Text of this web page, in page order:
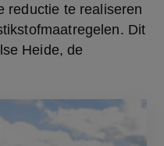
reductie te realiseren
Dit
Heide, de